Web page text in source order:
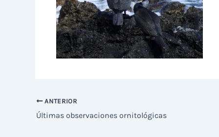
ANTERIOR
Últimas observaciones ornitológicas